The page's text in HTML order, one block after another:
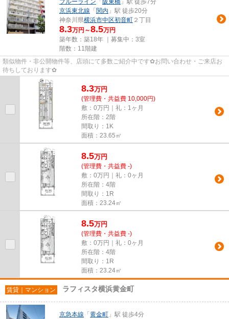
ブルーライン 「 阪東橋 」駅 徒歩7分
京浜東北線 「 関内 」駅 徒歩20分
神奈川県横浜市中区初音町 ２丁目
8.3万円～8.5万円
築年数：築18年 ｜募集中： 3室
階数：11階建
類似物件・非公開物件等、店頭にて多数ご紹介中です✿お問い合わせ・ご来店お
待ちしております✿
8.3万円
(管理費・共益費 10,000円)
敷：0万円｜礼：1ヶ月
所在階：2階
間取り：1K
面積：23.65㎡
8.5万円
(管理費・共益費 -)
敷：0万円｜礼：0ヶ月
所在階：4階
間取り：1R
面積：23.24㎡
8.5万円
(管理費・共益費 -)
敷：0万円｜礼：0ヶ月
所在階：4階
間取り：1R
面積：23.24㎡
賃貸｜マンション ラフィスタ横浜黄金町
京急本線 「 黄金町 」駅 徒歩4分